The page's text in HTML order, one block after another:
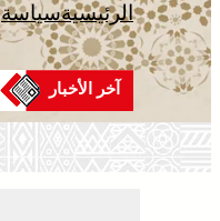
الرئيسيةسياسة
آخر الأخبار